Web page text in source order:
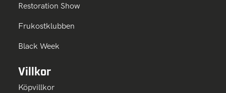
Restoration Show
Frukostklubben
Black Week
Villkor
Köpvillkor